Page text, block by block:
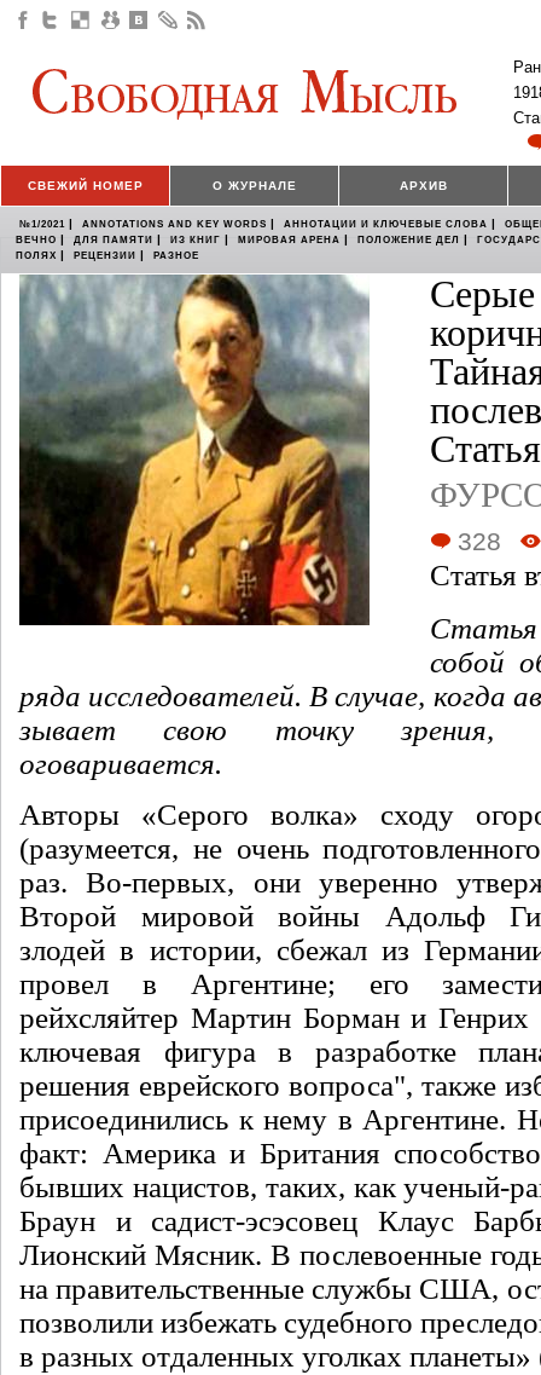
СВЕЖИЙ НОМЕР О ЖУРНАЛЕ АРХИВ
№1/2021 | ANNOTATIONS AND KEY WORDS | АННОТАЦИИ И КЛЮЧЕВЫЕ СЛОВА |
ВЕЧНО | ДЛЯ ПАМЯТИ | ИЗ КНИГ | МИРОВАЯ АРЕНА | ПОЛОЖЕНИЕ ДЕЛ |
ПОЛЯХ | РЕЦЕНЗИИ | РАЗНОЕ
328
Статья
собой
ряда исследователей. В случае, когда
зывает свою точку зрения,
оговаривается.
Авторы «Серого волка» сходу
(разу­меется, не очень подготовлен
раз. Во-первых, они уверенно
Второй мировой войны Адольф
злодей в истории, сбежал из
провел в Аргентине; его
рейхсляйтер Мартин Борман и
ключевая фигура в разработке
решения еврейского вопроса", также
присоединились к нему в Аргенти­не.
факт: Амери­ка и Британия
бывших нацистов, таких, как ученый-
Браун и садист-эсэсовец Клаус
Лионский Мясник. В по­слевоенные
на правительственные службы США,
позволили из­бежать судебного
в разных отдаленных уголках